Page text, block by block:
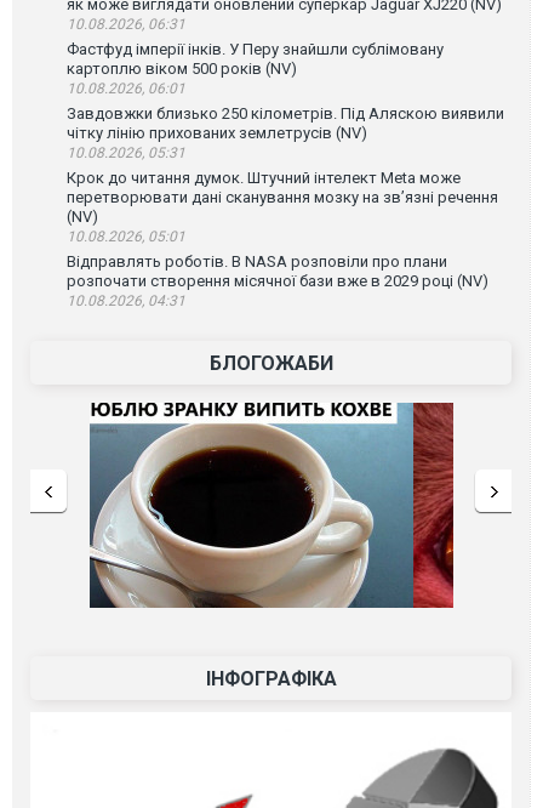
як може виглядати оновлений суперкар Jaguar XJ220 (NV)
10.08.2026, 06:31
Фастфуд імперії інків. У Перу знайшли сублімовану
картоплю віком 500 років (NV)
10.08.2026, 06:01
Завдовжки близько 250 кілометрів. Під Аляскою виявили
чітку лінію прихованих землетрусів (NV)
10.08.2026, 05:31
Крок до читання думок. Штучний інтелект Meta може
перетворювати дані сканування мозку на зв’язні речення
(NV)
10.08.2026, 05:01
Відправлять роботів. В NASA розповіли про плани
розпочати створення місячної бази вже в 2029 році (NV)
10.08.2026, 04:31
БЛОГОЖАБИ
ІНФОГРАФІКА